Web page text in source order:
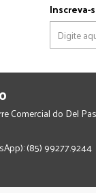
Inscreva-
Comercial do Del
(85) 99277.9244